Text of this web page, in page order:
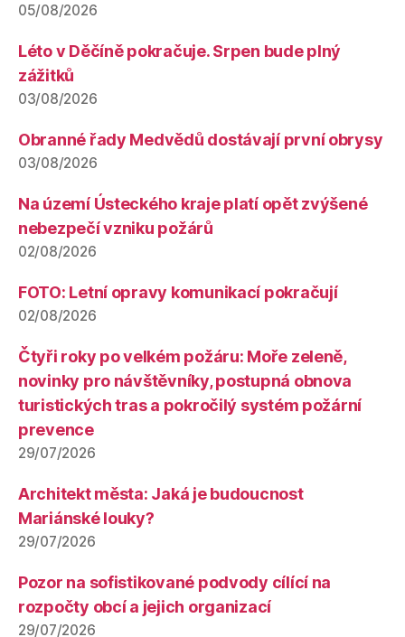
05/08/2026
Léto v Děčíně pokračuje. Srpen bude plný
zážitků
03/08/2026
Obranné řady Medvědů dostávají první obrysy
03/08/2026
Na území Ústeckého kraje platí opět zvýšené
nebezpečí vzniku požárů
02/08/2026
FOTO: Letní opravy komunikací pokračují
02/08/2026
Čtyři roky po velkém požáru: Moře zeleně,
novinky pro návštěvníky, postupná obnova
turistických tras a pokročilý systém požární
prevence
29/07/2026
Architekt města: Jaká je budoucnost
Mariánské louky?
29/07/2026
Pozor na sofistikované podvody cílící na
rozpočty obcí a jejich organizací
29/07/2026